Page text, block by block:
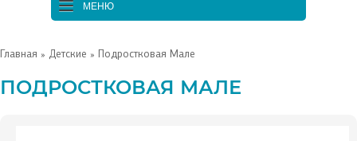
МЕНЮ
Главная » Детские » Подростковая Мале
ПОДРОСТКОВАЯ МАЛЕ